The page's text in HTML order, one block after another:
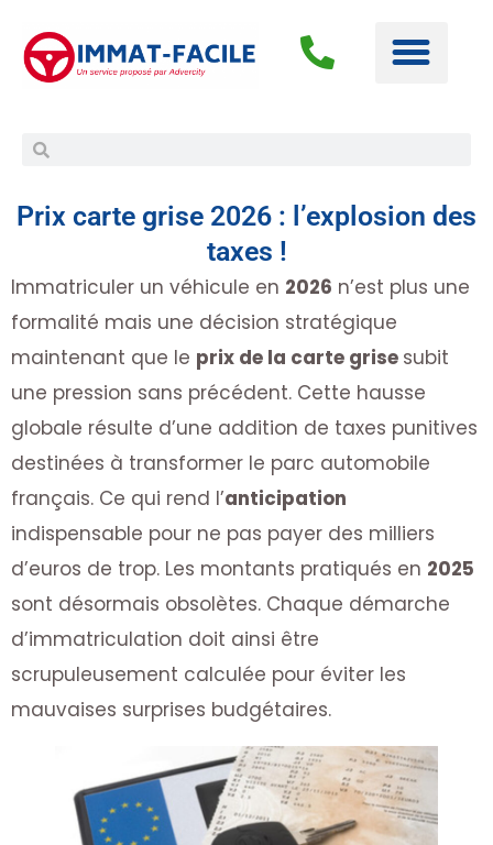
Prix carte grise 2026 : l’explosion des
taxes !
Immatriculer un véhicule en 2026 n’est plus une
formalité mais une décision stratégique
maintenant que le prix de la carte grise subit
une pression sans précédent. Cette hausse
globale résulte d’une addition de taxes punitives
destinées à transformer le parc automobile
français. Ce qui rend l’anticipation
indispensable pour ne pas payer des milliers
d’euros de trop. Les montants pratiqués en 2025
sont désormais obsolètes. Chaque démarche
d’immatriculation doit ainsi être
scrupuleusement calculée pour éviter les
mauvaises surprises budgétaires.